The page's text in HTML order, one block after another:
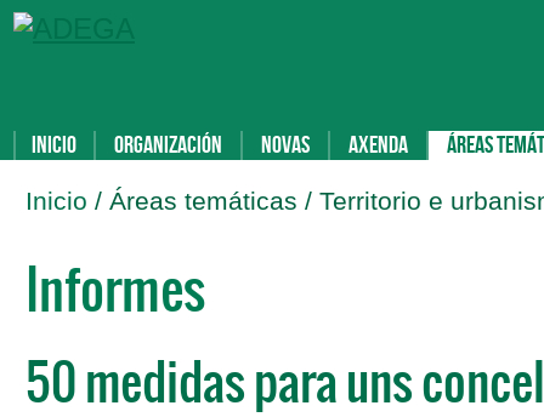
Inicio Organización Novas Axenda Áreas
Inicio / Áreas temáticas / Territorio e
Informes
50 medidas para uns